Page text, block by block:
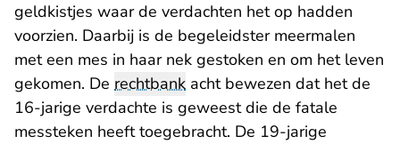
geldkistjes waar de verdachten het op hadden
voorzien. Daarbij is de begeleidster meermalen
met een mes in haar nek gestoken en om het leven
gekomen. De rechtbank acht bewezen dat het de
16-jarige verdachte is geweest die de fatale
messteken heeft toegebracht. De 19-jarige